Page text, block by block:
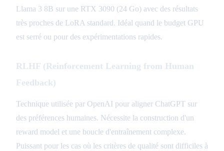
Llama 3 8B sur une RTX 3090 (24 Go) avec des résultats
très proches de LoRA standard. Idéal quand le budget GPU
est serré ou pour des expérimentations rapides.
RLHF (Reinforcement Learning from Human
Feedback)
Technique utilisée par OpenAI pour aligner ChatGPT sur
des préférences humaines. Nécessite la construction d'un
reward model et une boucle d'entraînement complexe.
Puissant pour les cas où les critères de qualité sont difficiles à